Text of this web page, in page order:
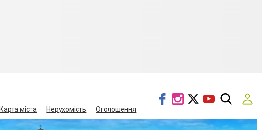
Карта міста Нерухомість Оголошення